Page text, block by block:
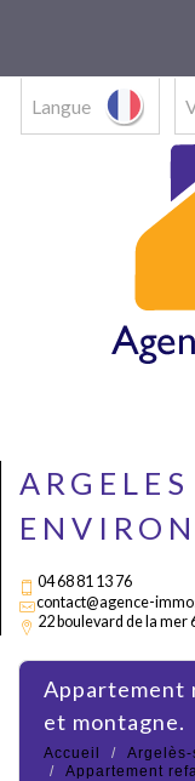
Langue
04 68 81 13 76
contact@agence-
22 boulevard de la
appartement refait à neuf avec vue mer
et montagne.
Accueil
Appartement